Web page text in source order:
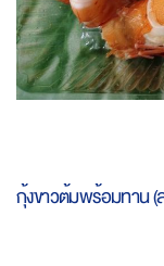
to
the
กุ้งขาวต้มพร้อมทาน (